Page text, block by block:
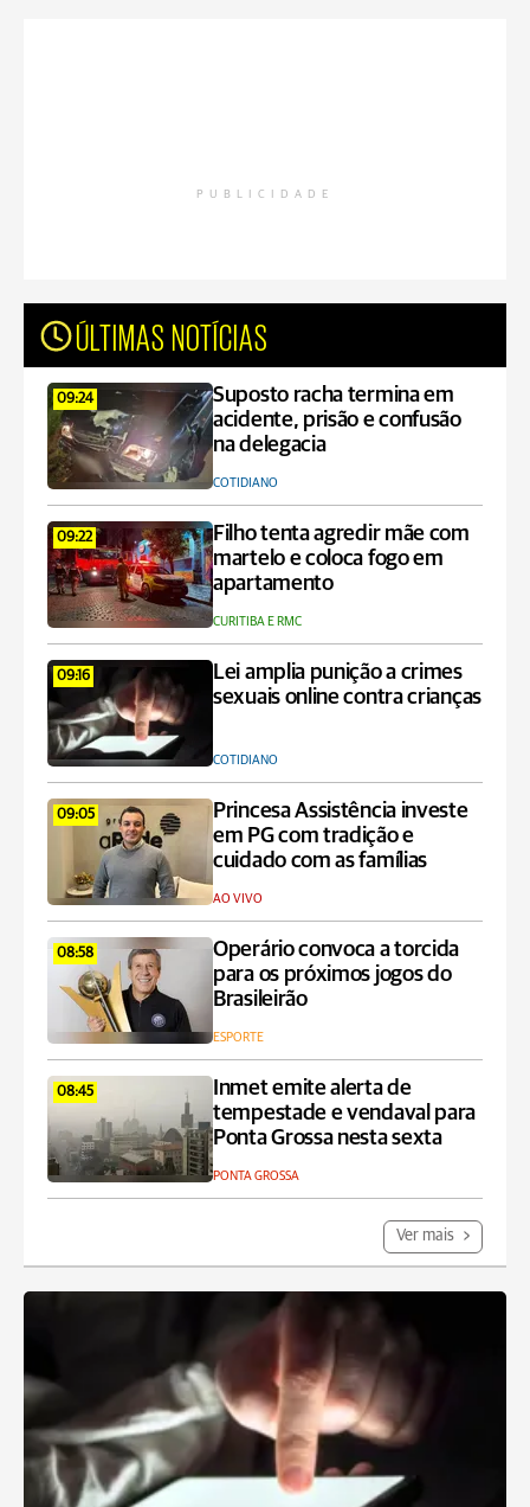
PUBLICIDADE
ÚLTIMAS NOTÍCIAS
09:24
Suposto racha termina em
acidente, prisão e confusão
na delegacia
COTIDIANO
09:22
Filho tenta agredir mãe com
martelo e coloca fogo em
apartamento
CURITIBA E RMC
09:16
Lei amplia punição a crimes
sexuais online contra crianças
COTIDIANO
09:05
Princesa Assistência investe
em PG com tradição e
cuidado com as famílias
AO VIVO
08:58
Operário convoca a torcida
para os próximos jogos do
Brasileirão
ESPORTE
08:45
Inmet emite alerta de
tempestade e vendaval para
Ponta Grossa nesta sexta
PONTA GROSSA
Ver mais